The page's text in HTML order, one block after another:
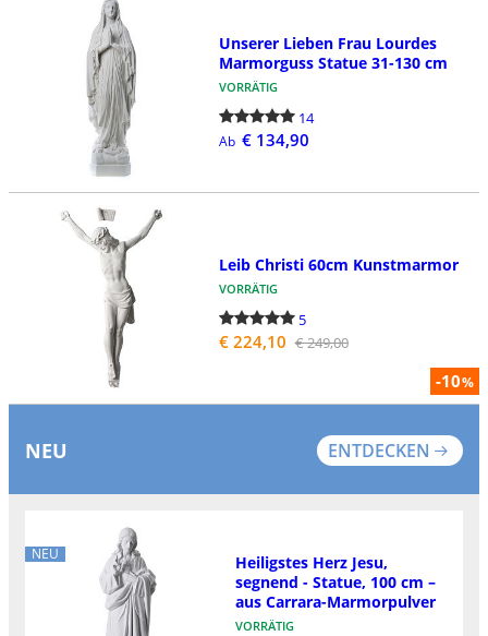
Unserer Lieben Frau Lourdes
Marmorguss Statue 31-130 cm
VORRÄTIG
14
Ab € 134,90
-10%
Leib Christi 60cm Kunstmarmor
VORRÄTIG
5
€ 224,10 € 249,00
NEU ENTDECKEN
NEU
Heiligstes Herz Jesu,
segnend - Statue, 100 cm –
aus Carrara-Marmorpulver
VORRÄTIG